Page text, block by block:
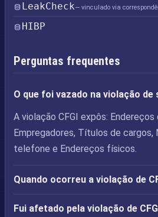
LeakCheck— vinculado via
HIBP
Perguntas frequentes
O que foi vazado na violação de
A violação CFGI expôs: Endereços
Empregadores, Títulos de cargos,
telefone e Endereços físicos.
Quando ocorreu a violação de
Fui afetado pela violação de